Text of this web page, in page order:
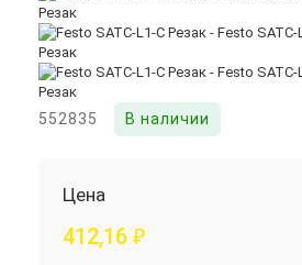
552835 В наличии
Цена
412,16 ₽